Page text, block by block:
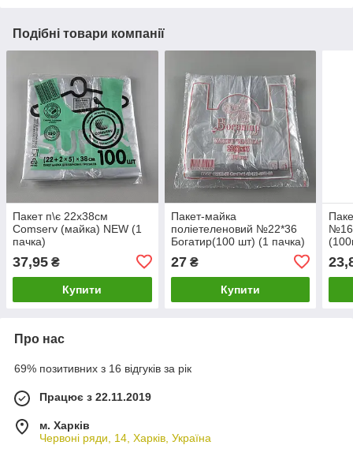
Подібні товари компанії
Пакет п\є 22х38см
Сomserv (майка) NEW (1
пачка)
37,95 ₴
Купити
Пакет-майка
поліетеленовий №22*36
Богатир(100 шт) (1 пачка)
27₴
Купити
№16
Про нас
69% позитивних з 16 відгуків за рік
Працює з 22.11.2019
м. Харків
Червоні ряди, 14, Харків, Україна